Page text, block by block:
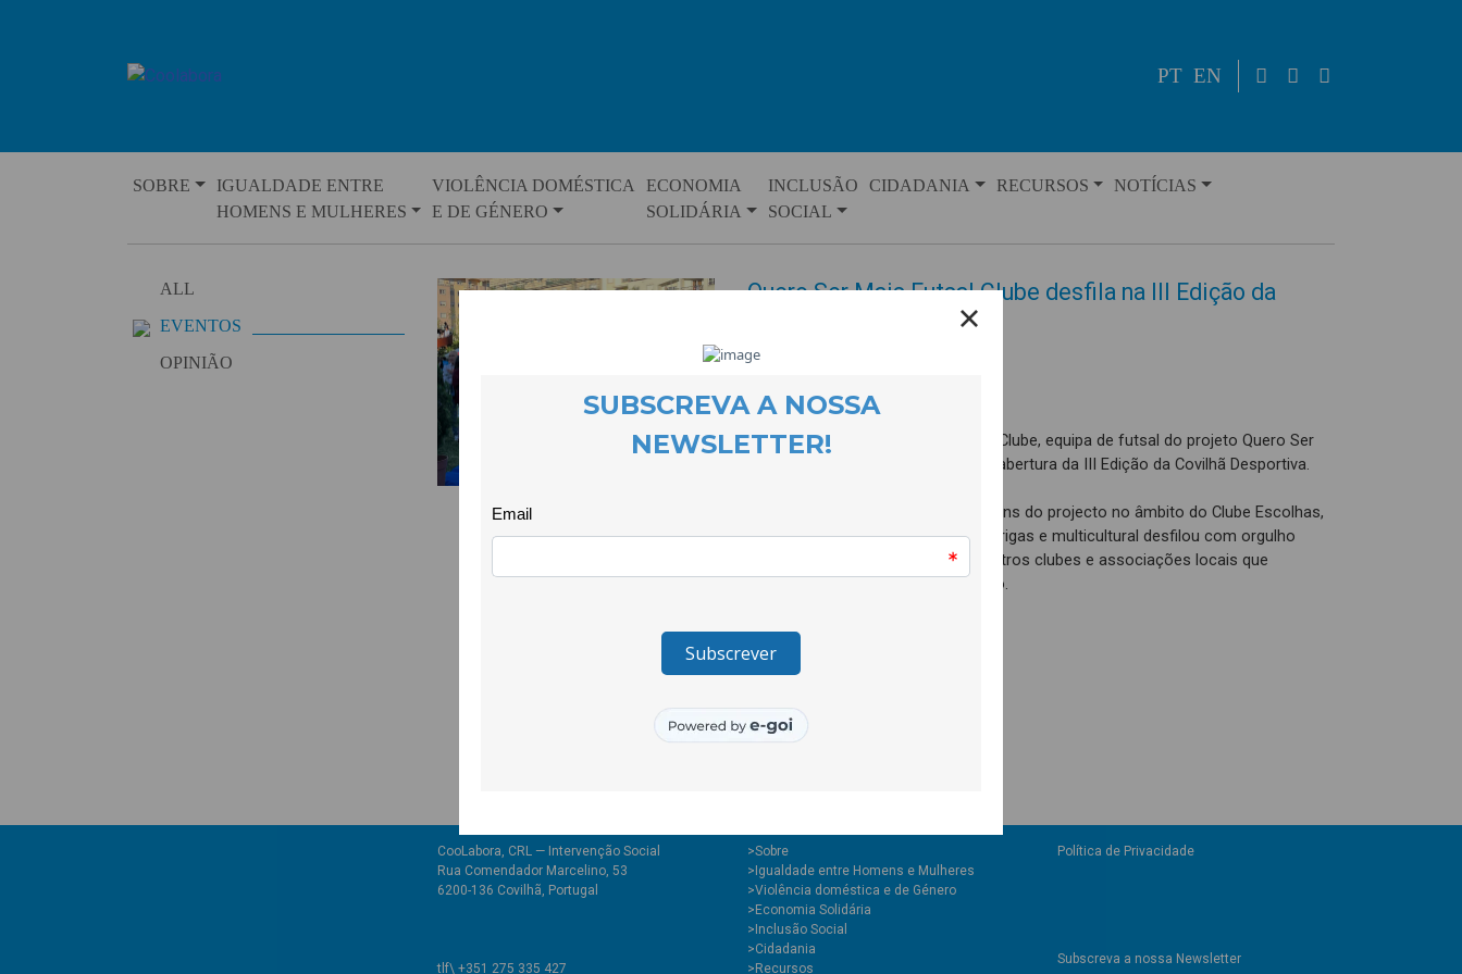
PT EN
SOBRE
IGUALDADE ENTRE
HOMENS E MULHERES
VIOLÊNCIA DOMÉSTICA
E DE GÉNERO
ECONOMIA
SOLIDÁRIA
INCLUSÃO
SOCIAL
CIDADANIA RECURSOS NOTÍCIAS
ALL
EVENTOS
OPINIÃO
Quero Ser Mais Futsal Clube desfila na III Edição da
26 June 2025
A equipa do Quero Ser Mais Futsal Clube, equipa de futsal do projeto Quero Ser
Mais E9G, participou na sessão de abertura da III Edição da Covilhã Desportiva.
Este clube criado pelos e pelas jovens do projecto no âmbito do Clube Escolhas,
com uma equipa de rapazes e raparigas e multicultural desfilou com orgulho
pelas ruas da Covilhã ao lado de outros clubes e associações locais que
promovem o desporto no município.
CooLabora, CRL — Intervenção Social
Rua Comendador Marcelino, 53
6200-136 Covilhã, Portugal
tlf\ +351 275 335 427
>Sobre
>Igualdade entre Homens e Mulheres
>Violência doméstica e de Género
>Economia Solidária
>Inclusão Social
>Cidadania
>Recursos
Política de Privacidade
Subscreva a nossa Newsletter